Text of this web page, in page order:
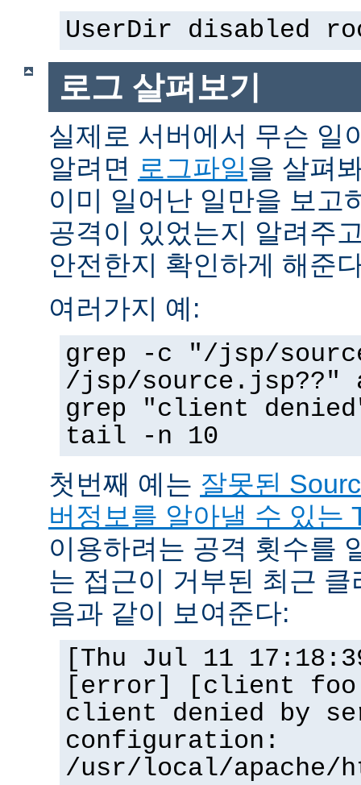
UserDir disabled
로그 살펴보기
실제로 서버에서 무슨 일
알려면 로그파일을 살펴
이미 일어난 일만을 보고
공격이 있었는지 알려주
안전한지 확인하게 해준
여러가지 예:
grep -c "/jsp/
/jsp/source.jsp??"
grep "client
tail -n 10
첫번째 예는 잘못된
버정보를 알아낼 수 있는
이용하려는 공격 횟수를
는 접근이 거부된 최근
음과 같이 보여준다:
[Thu Jul 11
[error] [client
client denied by
configuration:
/usr/local/apache/